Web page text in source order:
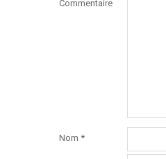
Commentaire
Nom *